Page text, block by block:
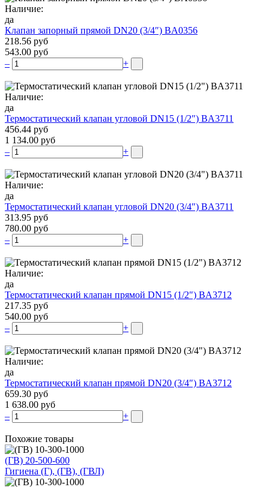
Наличие:
да
Клапан запорный прямой DN20 (3/4″) BA0356
218.56 руб
543.00 руб
–
+
Наличие:
да
Термостатический клапан угловой DN15 (1/2″) BA3711
456.44 руб
1 134.00 руб
–
+
Наличие:
да
Термостатический клапан угловой DN20 (3/4″) BA3711
313.95 руб
780.00 руб
–
+
Наличие:
да
Термостатический клапан прямой DN15 (1/2″) BA3712
217.35 руб
540.00 руб
–
+
Наличие:
да
Термостатический клапан прямой DN20 (3/4″) BA3712
659.30 руб
1 638.00 руб
–
+
Похожие товары
(ГВ) 20-500-600
Гигиена (Г), (ГВ), (ГВЛ)